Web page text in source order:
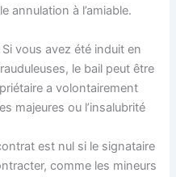
annulation à l’amiable.
Si vous avez été induit en
le bail peut être
a volontairement
majeures ou l’insalubrité
est nul si le signataire
comme les mineurs